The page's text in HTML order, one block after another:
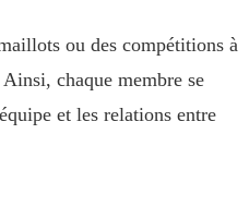
ou des compétitions à
chaque membre se
et les relations entre